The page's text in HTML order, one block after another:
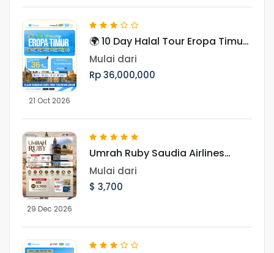
21 Oct 2026
🌍 10 Day Halal Tour Eropa Timur
Periode Oktober & November
Mulai dari
Rp 36,000,000
29 Dec 2026
Umrah Ruby Saudia Airlines
Landing Madinah 29 Desember
2026
Mulai dari
$ 3,700